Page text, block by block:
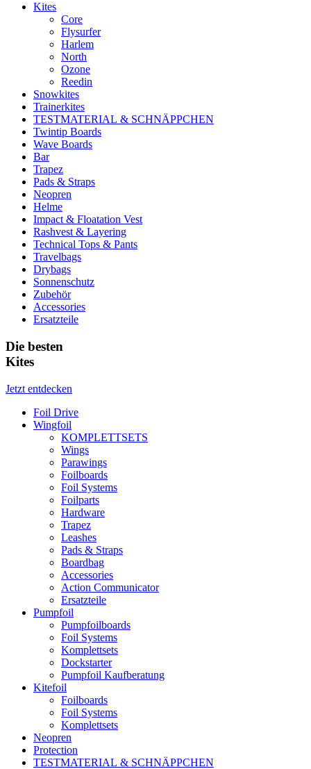
Kites
Core
Flysurfer
Harlem
North
Ozone
Reedin
Snowkites
Trainerkites
TESTMATERIAL & SCHNÄPPCHEN
Twintip Boards
Wave Boards
Bar
Trapez
Pads & Straps
Neopren
Helme
Impact & Floatation Vest
Rashvest & Layering
Technical Tops & Pants
Travelbags
Drybags
Sonnenschutz
Zubehör
Accessories
Ersatzteile
Die besten
Kites
Jetzt entdecken
Foil Drive
Wingfoil
KOMPLETTSETS
Wings
Parawings
Foilboards
Foil Systems
Foilparts
Hardware
Trapez
Leashes
Pads & Straps
Boardbag
Accessories
Action Communicator
Ersatzteile
Pumpfoil
Pumpfoilboards
Foil Systems
Komplettsets
Dockstarter
Pumpfoil Kaufberatung
Kitefoil
Foilboards
Foil Systems
Komplettsets
Neopren
Protection
TESTMATERIAL & SCHNÄPPCHEN